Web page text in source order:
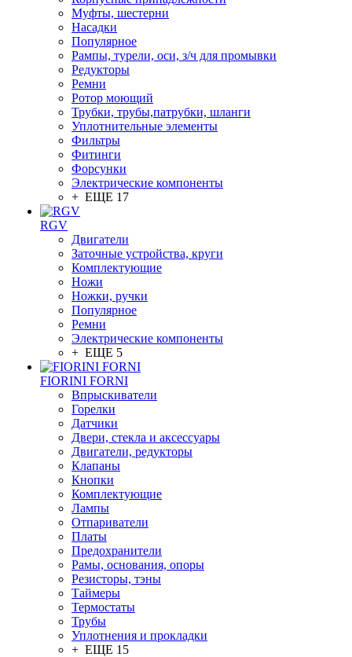
Муфты, шестерни
Насадки
Популярное
Рампы, турели, оси, з/ч для промывки
Редукторы
Ремни
Ротор моющий
Трубки, трубы,патрубки, шланги
Уплотнительные элементы
Фильтры
Фитинги
Форсунки
Электрические компоненты
+ ЕЩЕ 17
RGV
Двигатели
Заточные устройства, круги
Комплектующие
Ножи
Ножки, ручки
Популярное
Ремни
Электрические компоненты
+ ЕЩЕ 5
FIORINI FORNI
Впрыскиватели
Горелки
Датчики
Двери, стекла и аксессуары
Двигатели, редукторы
Клапаны
Кнопки
Комплектующие
Лампы
Отпариватели
Платы
Предохранители
Рамы, основания, опоры
Резисторы, тэны
Таймеры
Термостаты
Трубы
Уплотнения и прокладки
+ ЕЩЕ 15